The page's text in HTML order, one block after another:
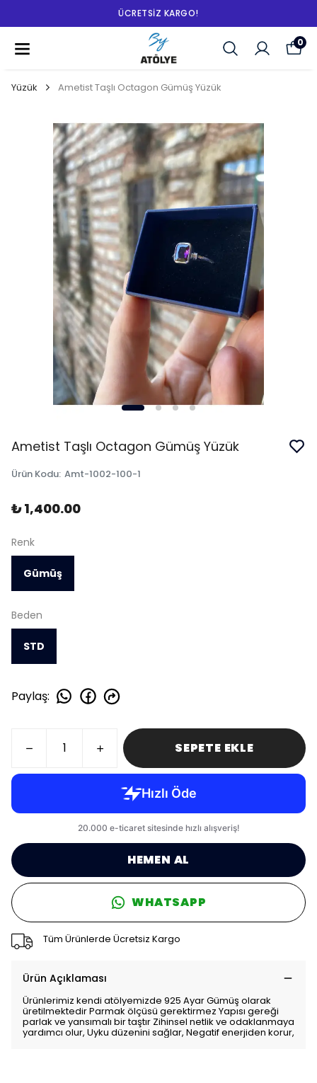
ÜCRETSIZ KARGO!
0
Yüzük Ametist Taşlı Octagon Gümüş Yüzük
Ametist Taşlı Octagon Gümüş Yüzük
Ürün Kodu: Amt-1002-100-1
₺ 1,400.00
Renk
Gümüş
Beden
STD
Paylaş:
SEPETE EKLE
HEMEN AL
WHATSAPP
Tüm Ürünlerde Ücretsiz Kargo
Ürün Açıklaması
Ürünlerimiz kendi atölyemizde 925 Ayar Gümüş olarak
üretilmektedir Parmak ölçüsü gerektirmez Yapısı gereği
parlak ve yansımalı bir taştır Zihinsel netlik ve odaklanmaya
yardımcı olur, Uyku düzenini sağlar, Negatif enerjiden korur,